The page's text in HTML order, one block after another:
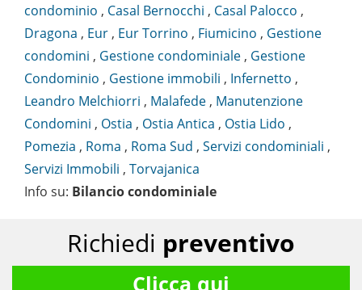
condominio , Casal Bernocchi , Casal Palocco ,
Dragona , Eur , Eur Torrino , Fiumicino , Gestione
condomini , Gestione condominiale , Gestione
Condominio , Gestione immobili , Infernetto ,
Leandro Melchiorri , Malafede , Manutenzione
Condomini , Ostia , Ostia Antica , Ostia Lido ,
Pomezia , Roma , Roma Sud , Servizi condominiali ,
Servizi Immobili , Torvajanica
Info su: Bilancio condominiale
Richiedi preventivo
Clicca qui